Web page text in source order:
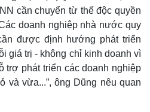
cần chuyển từ thế độc quyền
doanh nghiệp nhà nước quy
được định hướng phát triển
giá trị - không chỉ kinh doanh vì
trợ phát triển các doanh nghiệp
và vừa...”, ông Dũng nêu quan